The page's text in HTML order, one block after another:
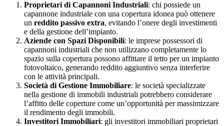
Proprietari di Capannoni Industriali: chi possiede un
capannone industriale con una copertura idonea può ottenere
un reddito passivo extra, evitando l’onere degli investimenti
e della gestione dell’impianto.
Aziende con Spazi Disponibili: le imprese possessori di
capannoni industriali che non utilizzano completamente lo
spazio sulla copertura possono affittare il tetto per un impianto
fotovoltaico, generando reddito aggiuntivo senza interferire
con le attività principali.
Società di Gestione Immobiliare: le società specializzate
nella gestione di immobili industriali potrebbero considerare
l’affitto delle coperture come un’opportunità per massimizzare
il rendimento degli immobili.
Investitori Immobiliari: gli investitori immobiliari proprietari